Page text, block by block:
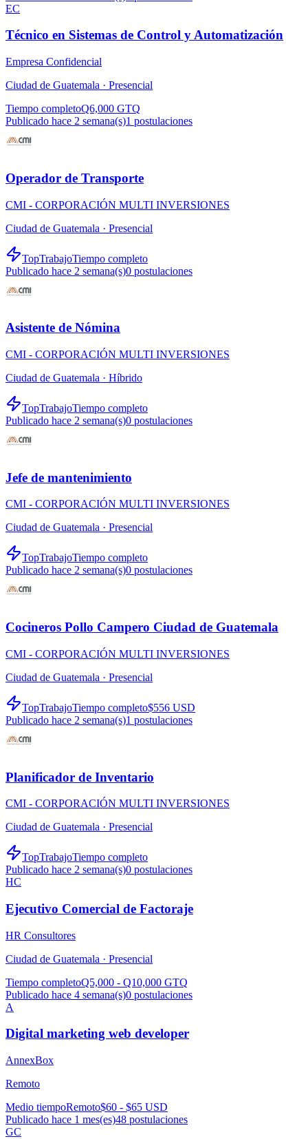
EC
Técnico en Sistemas de Control y Automatización
Empresa Confidencial
Ciudad de Guatemala · Presencial
Tiempo completoQ6,000 GTQ
Publicado hace 2 semana(s)1 postulaciones
Operador de Transporte
CMI - CORPORACIÓN MULTI INVERSIONES
Ciudad de Guatemala · Presencial
TopTrabajoTiempo completo
Publicado hace 2 semana(s)0 postulaciones
Asistente de Nómina
CMI - CORPORACIÓN MULTI INVERSIONES
Ciudad de Guatemala · Híbrido
TopTrabajoTiempo completo
Publicado hace 2 semana(s)0 postulaciones
Jefe de mantenimiento
CMI - CORPORACIÓN MULTI INVERSIONES
Ciudad de Guatemala · Presencial
TopTrabajoTiempo completo
Publicado hace 2 semana(s)0 postulaciones
Cocineros Pollo Campero Ciudad de Guatemala
CMI - CORPORACIÓN MULTI INVERSIONES
Ciudad de Guatemala · Presencial
TopTrabajoTiempo completo$556 USD
Publicado hace 2 semana(s)1 postulaciones
Planificador de Inventario
CMI - CORPORACIÓN MULTI INVERSIONES
Ciudad de Guatemala · Presencial
TopTrabajoTiempo completo
Publicado hace 2 semana(s)0 postulaciones
HC
Ejecutivo Comercial de Factoraje
HR Consultores
Ciudad de Guatemala · Presencial
Tiempo completoQ5,000 - Q10,000 GTQ
Publicado hace 4 semana(s)0 postulaciones
A
Digital marketing web developer
AnnexBox
Remoto
Medio tiempoRemoto$60 - $65 USD
Publicado hace 1 mes(es)48 postulaciones
GC